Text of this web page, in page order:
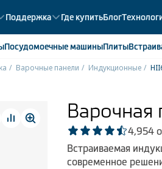
Поддержка Где купитьБлог
ПосудомоечныемашиныПлиты
Варочные панели Индукционные
Варочная
4,954
Встраиваемая
современное